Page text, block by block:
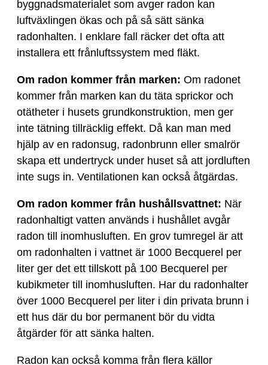
byggnadsmaterialet som avger radon kan
luftväxlingen ökas och på så sätt sänka
radonhalten. I enklare fall räcker det ofta att
installera ett frånluftssystem med fläkt.
Om radon kommer från marken: Om radonet
kommer från marken kan du täta sprickor och
otätheter i husets grundkonstruktion, men ger
inte tätning tillräcklig effekt. Då kan man med
hjälp av en radonsug, radonbrunn eller smalrör
skapa ett undertryck under huset så att jordluften
inte sugs in. Ventilationen kan också åtgärdas.
Om radon kommer från hushållsvattnet: När
radonhaltigt vatten används i hushållet avgår
radon till inomhusluften. En grov tumregel är att
om radonhalten i vattnet är 1000 Becquerel per
liter ger det ett tillskott på 100 Becquerel per
kubikmeter till inomhusluften. Har du radonhalter
över 1000 Becquerel per liter i din privata brunn i
ett hus där du bor permanent bör du vidta
åtgärder för att sänka halten.
Radon kan också komma från flera källor